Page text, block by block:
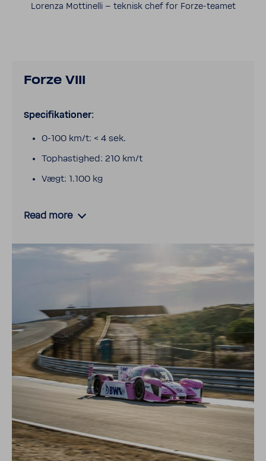
Lorenza Mottinelli – teknisk chef for Forze-​teamet
Forze VIII
Speci­fika­tioner:
0-100 km/t: < 4 sek.
Tophastighed: 210 km/t
Vægt: 1.100 kg
Read more